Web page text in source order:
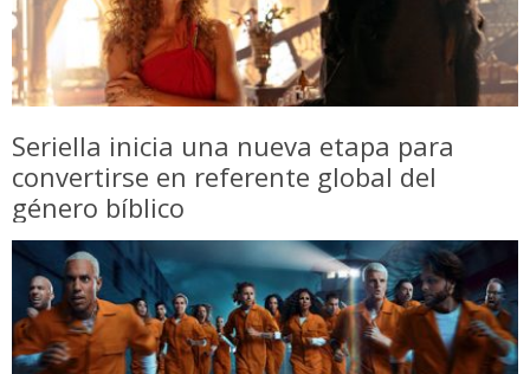
Seriella inicia una nueva etapa para
convertirse en referente global del
género bíblico